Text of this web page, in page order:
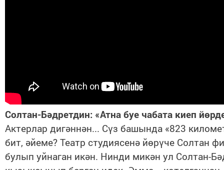
Солтан-Бәдретдин: «Атна буе чабата киеп
Актерлар дигәннән... Сүз башында «823
бит, әйеме? Театр студиясенә йөрүче Солтан
булып уйнаган икән. Нинди микән ул Солтан-